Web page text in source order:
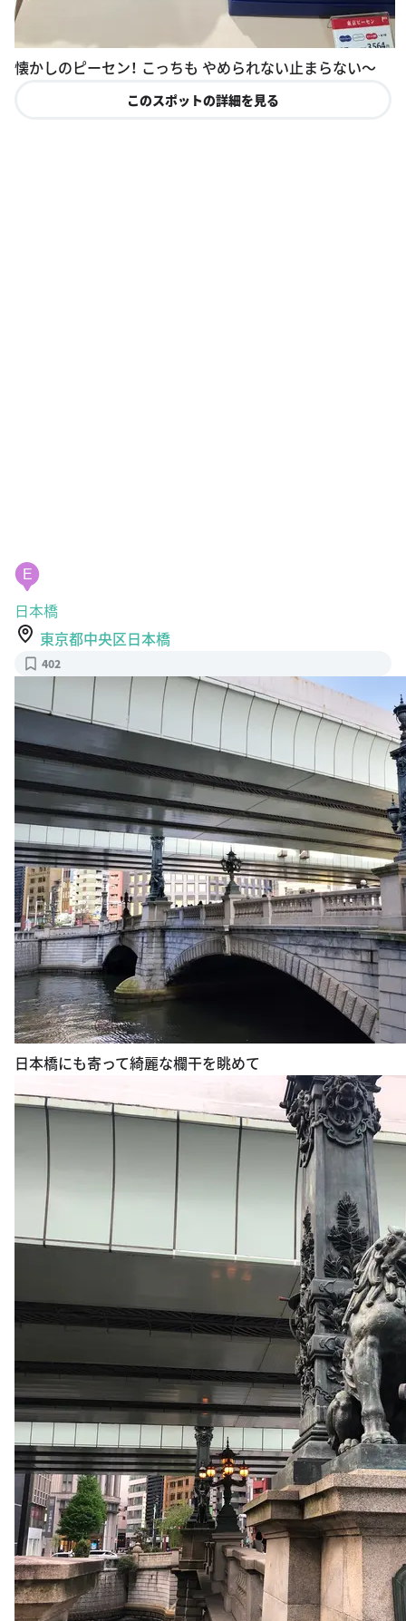
懐かしのピーセン！ こっちも やめられない止まらない〜
このスポットの詳細を見る
E
日本橋
東京都中央区日本橋
402
日本橋にも寄って綺麗な欄干を眺めて